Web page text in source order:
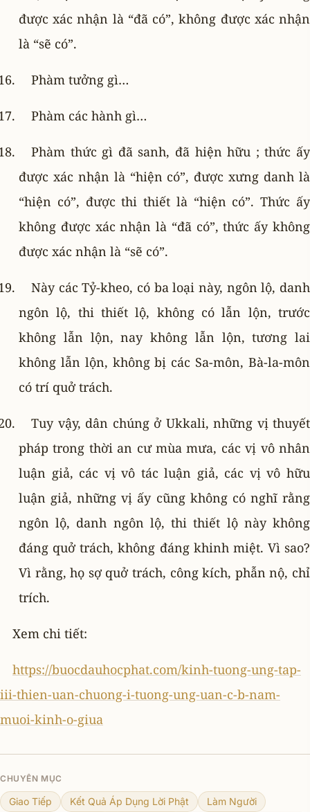
được xác nhận là “đã có”, không được xác nhận
là “sẽ có”.
Phàm tưởng gì…
Phàm các hành gì…
Phàm thức gì đã sanh, đã hiện hữu ; thức ấy
được xác nhận là “hiện có”, được xưng danh là
“hiện có”, được thi thiết là “hiện có”. Thức ấy
không được xác nhận là “đã có”, thức ấy không
được xác nhận là “sẽ có”.
Này các Tỷ-kheo, có ba loại này, ngôn lộ, danh
ngôn lộ, thi thiết lộ, không có lẫn lộn, trước
không lẫn lộn, nay không lẫn lộn, tương lai
không lẫn lộn, không bị các Sa-môn, Bà-la-môn
có trí quở trách.
Tuy vậy, dân chúng ở Ukkali, những vị thuyết
pháp trong thời an cư mùa mưa, các vị vô nhân
luận giả, các vị vô tác luận giả, các vị vô hữu
luận giả, những vị ấy cũng không có nghĩ rằng
ngôn lộ, danh ngôn lộ, thi thiết lộ này không
đáng quở trách, không đáng khinh miệt. Vì sao?
Vì rằng, họ sợ quở trách, công kích, phẫn nộ, chỉ
trích.
Xem chi tiết:
https://buocdauhocphat.com/kinh-tuong-ung-tap-
iii-thien-uan-chuong-i-tuong-ung-uan-c-b-nam-
muoi-kinh-o-giua
CHUYÊN MỤC
Giao Tiếp Kết Quả Áp Dụng Lời Phật
Làm Người